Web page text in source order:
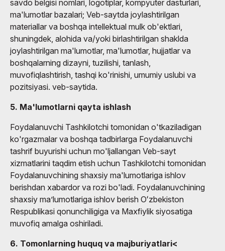
savdo belgisi nomlari, logotiplar, kompyuter dasturlari,
ma'lumotlar bazalari; Veb-saytda joylashtirilgan
materiallar va boshqa intellektual mulk ob'ektlari,
shuningdek, alohida va/yoki birlashtirilgan shaklda
joylashtirilgan ma'lumotlar, ma'lumotlar, hujjatlar va
boshqalarning dizayni, tuzilishi, tanlash,
muvofiqlashtirish, tashqi ko'rinishi, umumiy uslubi va
pozitsiyasi. veb-saytida.
5. Ma'lumotlarni qayta ishlash
Foydalanuvchi Tashkilotchi tomonidan o'tkaziladigan
ko'rgazmalar va boshqa tadbirlarga Foydalanuvchi
tashrif buyurishi uchun mo'ljallangan Veb-sayt
xizmatlarini taqdim etish uchun Tashkilotchi tomonidan
Foydalanuvchining shaxsiy ma'lumotlariga ishlov
berishdan xabardor va rozi bo'ladi. Foydalanuvchining
shaxsiy maʼlumotlariga ishlov berish Oʻzbekiston
Respublikasi qonunchiligiga va Maxfiylik siyosatiga
muvofiq amalga oshiriladi.
6. Tomonlarning huquq va majburiyatlari<